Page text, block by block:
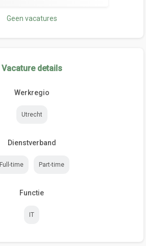
Geen vacatures
Vacature details
Werkregio
Utrecht
Dienstverband
Full-time Part-time
Functie
IT